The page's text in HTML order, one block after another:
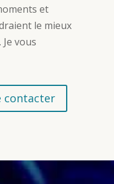
et
le mieux
vous
contacter